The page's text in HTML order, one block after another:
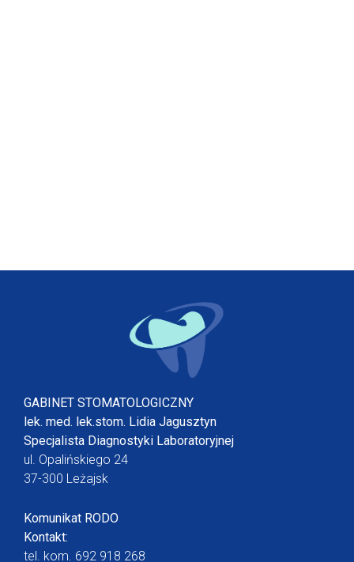
GABINET STOMATOLOGICZNY
lek. med. lek.stom. Lidia Jagusztyn
Specjalista Diagnostyki Laboratoryjnej
ul. Opalińskiego 24
37-300 Leżajsk
Komunikat RODO
Kontakt:
tel. kom. 692 918 268